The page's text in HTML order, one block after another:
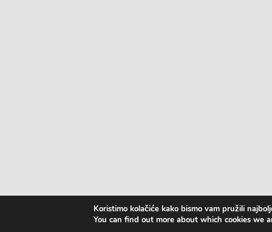
Koristimo kolačiće kako bismo vam pružili
You can find out more about which cookies we